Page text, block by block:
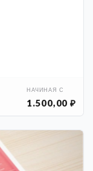
НАЧИНАЯ С
1.500,00 ₽